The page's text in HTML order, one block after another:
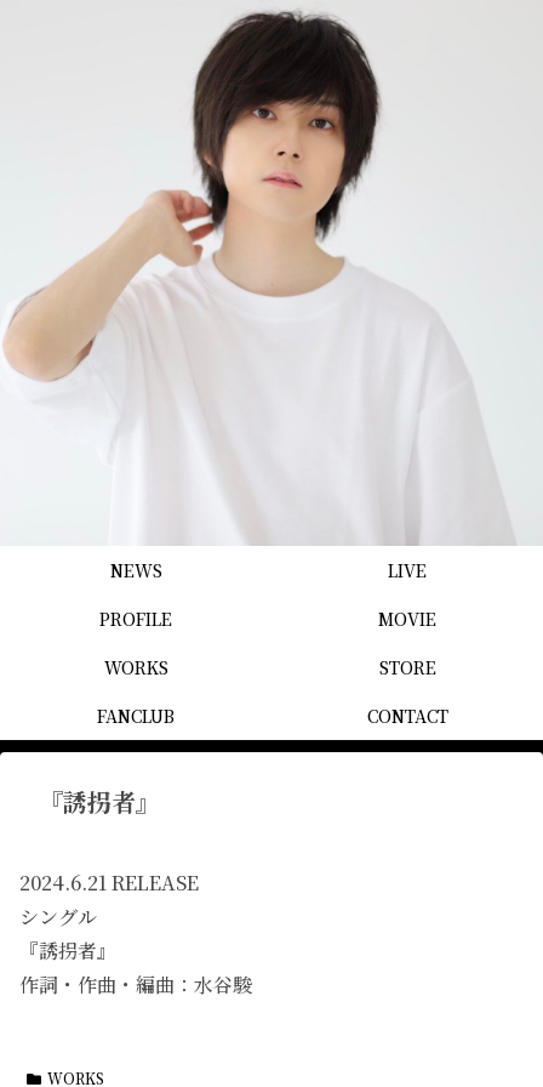
NEWS
LIVE
PROFILE
MOVIE
WORKS
STORE
FANCLUB
CONTACT
『誘拐者』
2024.6.21 RELEASE
シングル
『誘拐者』
作詞・作曲・編曲：水谷駿
WORKS